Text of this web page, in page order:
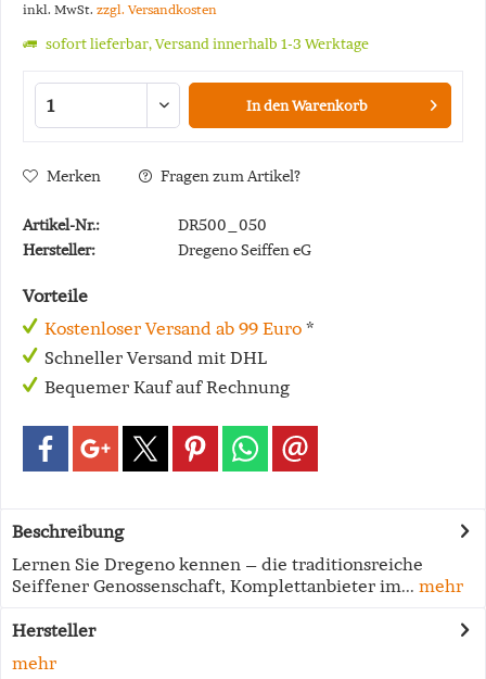
inkl. MwSt. zzgl. Versandkosten
sofort lieferbar, Versand innerhalb 1-3 Werktage
In denWarenkorb
Merken Fragen zum Artikel?
Artikel-Nr.:
DR500_050
Hersteller:
Dregeno Seiffen eG
Vorteile
Kostenloser Versand ab 99 Euro *
Schneller Versand mit DHL
Bequemer Kauf auf Rechnung
Beschreibung
Lernen Sie Dregeno kennen – die traditionsreiche
Seiffener Genossenschaft, Komplettanbieter im... mehr
Hersteller
mehr